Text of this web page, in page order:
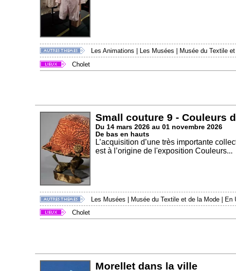
Les Animations Les Musées Musée du Textile
Cholet
Small couture 9 - Couleurs
Du 14 mars 2026 au 01 novembre 2026
De bas en hauts
L’acquisition d’une très importante
est à l’origine de l'exposition Couleurs...
Les Musées Musée du Textile et de la Mode
En
Cholet
Morellet dans la ville